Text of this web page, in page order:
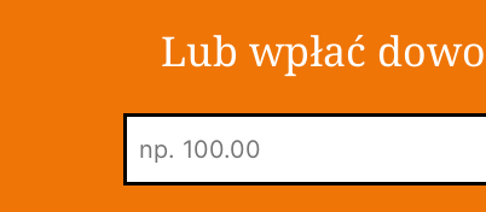
Lub wpłać